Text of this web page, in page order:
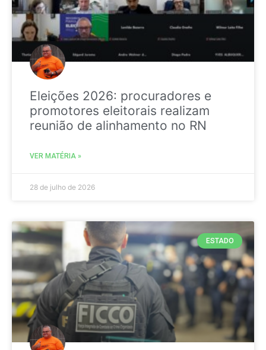
Eleições 2026: procuradores e
promotores eleitorais realizam
reunião de alinhamento no RN
VER MATÉRIA »
28 de julho de 2026
ESTADO